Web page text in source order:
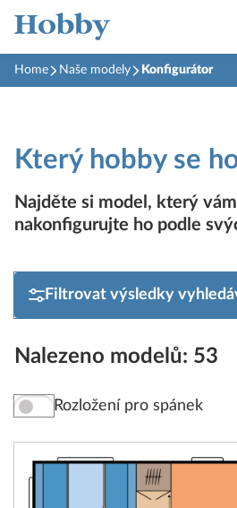
Home Naše modely Konfigurátor
Který hobby se
Najděte si model, který
nakonfigurujte ho podle
Filtrovat výsledky
Nalezeno modelů: 53
Rozložení pro spánek